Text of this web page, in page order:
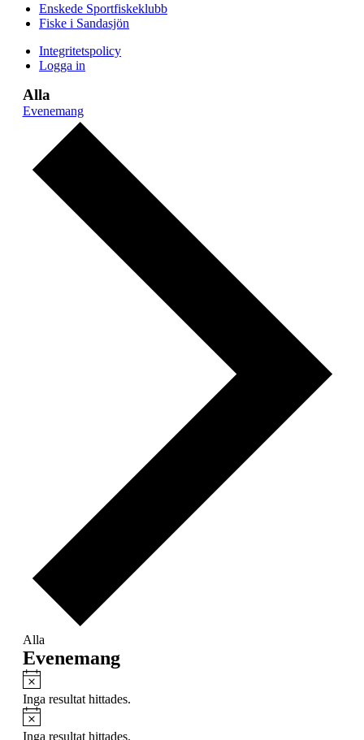
Enskede Sportfiskeklubb
Fiske i Sandasjön
Integritetspolicy
Logga in
Alla
Evenemang
Alla
Evenemang
Notis
Inga resultat hittades.
Notis
Inga resultat hittades.